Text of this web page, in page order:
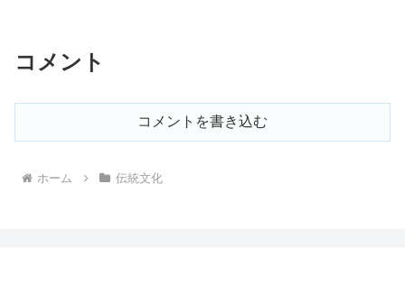
コメント
コメントを書き込む
ホーム 伝統文化